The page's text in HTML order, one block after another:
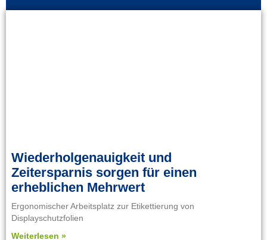
Wiederholgenauigkeit und
Zeitersparnis sorgen für einen
erheblichen Mehrwert
Ergonomischer Arbeitsplatz zur Etikettierung von
Displayschutzfolien
Weiterlesen »